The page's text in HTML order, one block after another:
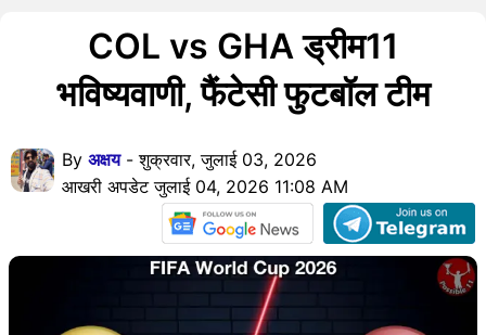
COL vs GHA ड्रीम11
भविष्यवाणी, फैंटेसी फुटबॉल टीम
By अक्षय- शुक्रवार, जुलाई 03, 2026
आखरी अपडेट जुलाई 04, 2026 11:08 AM